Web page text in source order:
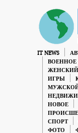
IT NEWS
ВОЕННОЕ
ИГРЫ
НОВОЕ
СПОРТ
ФОТО